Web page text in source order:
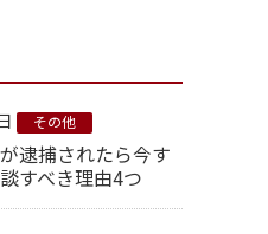
その他
逮捕されたら今す
すべき理由4つ